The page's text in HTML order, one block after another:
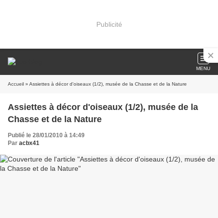
Publicité
MENU
Accueil » Assiettes à décor d'oiseaux (1/2), musée de la Chasse et de la Nature
Assiettes à décor d'oiseaux (1/2), musée de la
Chasse et de la Nature
Publié le 28/01/2010 à 14:49
Par acbx41